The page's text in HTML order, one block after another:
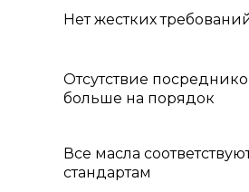
Нет жестких
Отсутствие
больше на порядок
Все масла
стандартам